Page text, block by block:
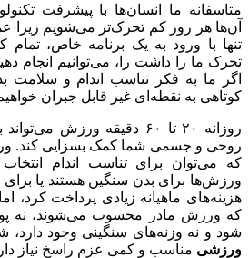
متاسفانه ما انسان‌ها با پیشرفت
آن‌ها هر روز کم تحرک‌تر می‌شویم زیرا
تنها با ورود به یک برنامه خاص، تمام
تحرک ما را داشت را، می‌توانیم انجام
اگر ما به فکر تناسب اندام و سلامت
کوتاهی به نقطه‌ای غیر قابل جبران
روزانه ۲۰ تا ۶۰ دقیقه ورزش
روحی و جسمی شما کمک بسزایی کند.
که می‌توان برای تناسب اندام
ورزش‌ها برای بدن سنگین هستند یا
هزینه‌های ماهیانه‌ زیادی پرداخت کرد،
که ورزش مادر محسوب می‌شوند، نه پول
شود و نه وزنه‌های سنگینی وجود دارد،
ورزشی مناسب و کمی عزم راسخ نیاز